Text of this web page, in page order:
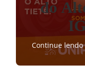
do
Continue lendo